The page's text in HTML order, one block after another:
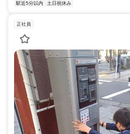
駅近5分以内
土日祝休み
正社員